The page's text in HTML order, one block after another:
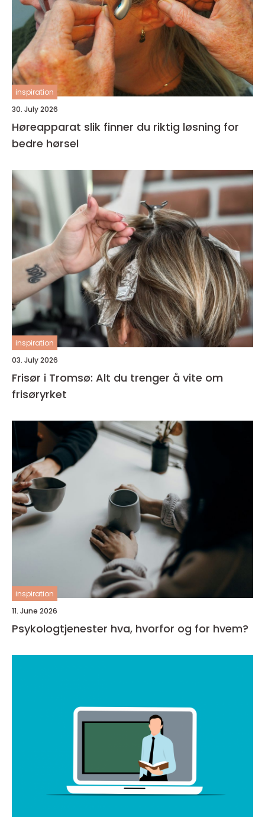
inspiration
30. July 2026
Høreapparat slik finner du riktig løsning for
bedre hørsel
inspiration
03. July 2026
Frisør i Tromsø: Alt du trenger å vite om
frisøryrket
inspiration
11. June 2026
Psykologtjenester hva, hvorfor og for hvem?